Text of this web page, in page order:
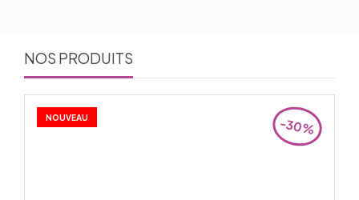
NOS PRODUITS
NOUVEAU -30%